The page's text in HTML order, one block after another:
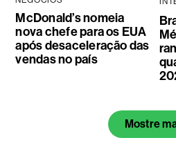
McDonald’s nomeia
nova chefe para os EUA
após desaceleração das
vendas no país
Mostre